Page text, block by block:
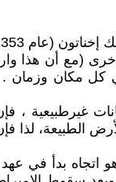
(مع أن هذا
مكان وزمان
غيرطبيعية
الطبيعة، لذا
اتجاه بدأ في